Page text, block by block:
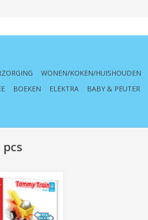
WONEN/KOKEN/HUISHOUDEN
BOEKEN ELEKTRA BABY & PEUTER
Train, 11 pcs,
autootje,
karretje
AAN WINKELWAGEN